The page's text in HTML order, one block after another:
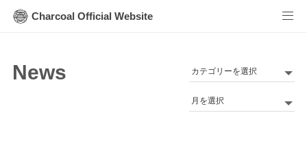
Charcoal Official Website
News
カ
ゴArchives